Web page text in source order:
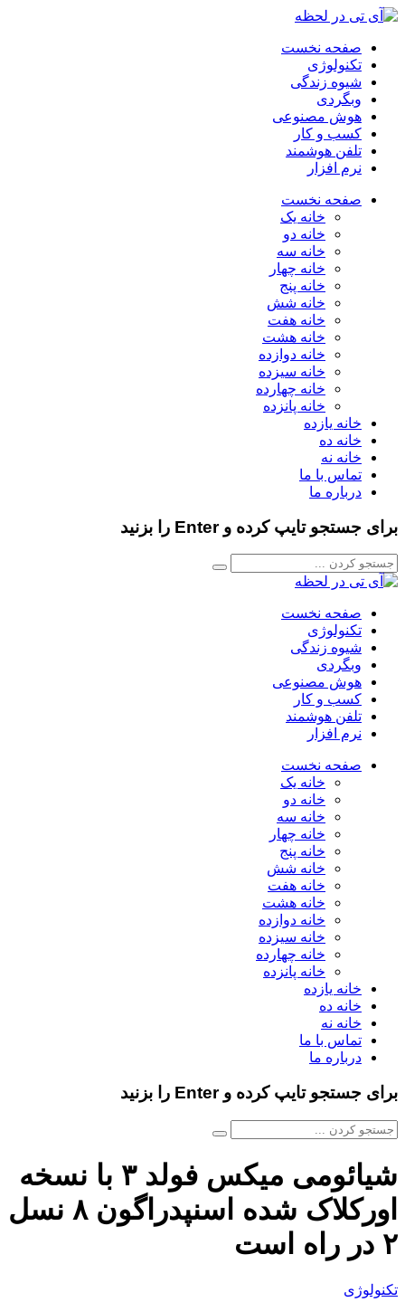
صفحه نخست
تکنولوژی
شیوه زندگی
وبگردی
هوش مصنوعی
کسب و کار
تلفن هوشمند
نرم افزار
صفحه نخست
خانه یک
خانه دو
خانه سه
خانه چهار
خانه پنج
خانه شش
خانه هفت
خانه هشت
خانه دوازده
خانه سیزده
خانه چهارده
خانه پانزده
خانه یازده
خانه ده
خانه نه
تماس با ما
درباره ما
برای جستجو تایپ کرده و Enter را بزنید
صفحه نخست
تکنولوژی
شیوه زندگی
وبگردی
هوش مصنوعی
کسب و کار
تلفن هوشمند
نرم افزار
صفحه نخست
خانه یک
خانه دو
خانه سه
خانه چهار
خانه پنج
خانه شش
خانه هفت
خانه هشت
خانه دوازده
خانه سیزده
خانه چهارده
خانه پانزده
خانه یازده
خانه ده
خانه نه
تماس با ما
درباره ما
برای جستجو تایپ کرده و Enter را بزنید
شیائومی میکس فولد ۳ با نسخه
اورکلاک شده اسنپدراگون ۸ نسل
۲ در راه است
تکنولوژی